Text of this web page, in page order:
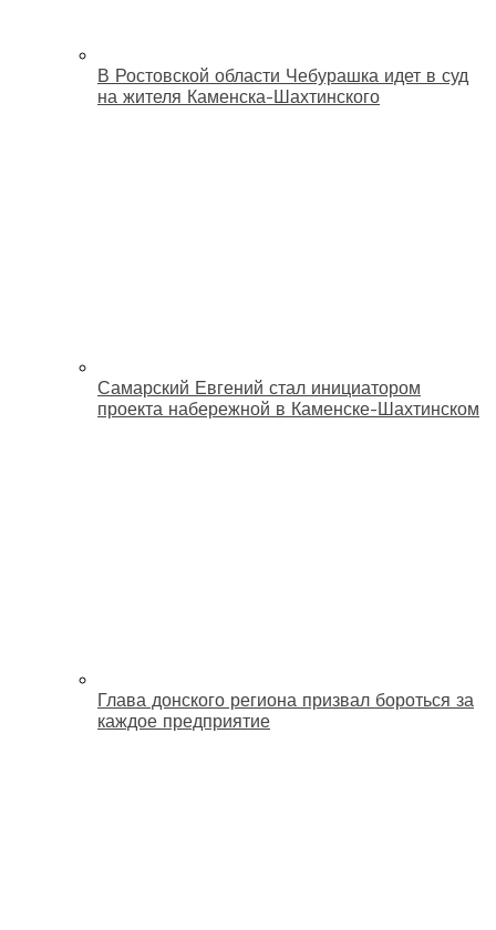
В Ростовской области Чебурашка идет в суд
на жителя Каменска-Шахтинского
Самарский Евгений стал инициатором
проекта набережной в Каменске-Шахтинском
Глава донского региона призвал бороться за
каждое предприятие